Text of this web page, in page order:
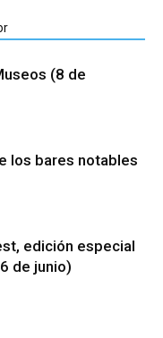
(8 de
los bares notables
edición especial
de junio)